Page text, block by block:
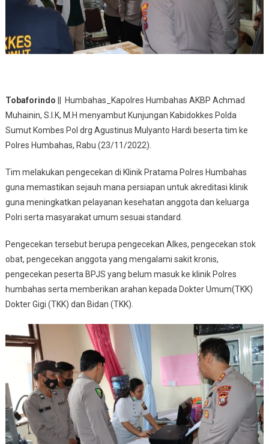
Tobaforindo || Humbahas_Kapolres Humbahas AKBP Achmad
Muhainin, S.I.K, M.H menyambut Kunjungan Kabidokkes Polda
Sumut Kombes Pol drg Agustinus Mulyanto Hardi beserta tim ke
Polres Humbahas, Rabu (23/11/2022).
Tim melakukan pengecekan di Klinik Pratama Polres Humbahas
guna memastikan sejauh mana persiapan untuk akreditasi klinik
guna meningkatkan pelayanan kesehatan anggota dan keluarga
Polri serta masyarakat umum sesuai standard.
Pengecekan tersebut berupa pengecekan Alkes, pengecekan stok
obat, pengecekan anggota yang mengalami sakit kronis,
pengecekan peserta BPJS yang belum masuk ke klinik Polres
humbahas serta memberikan arahan kepada Dokter Umum(TKK)
Dokter Gigi (TKK) dan Bidan (TKK).